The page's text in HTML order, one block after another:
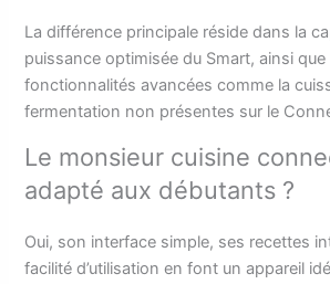
La différence principale réside dans la
puissance optimisée du Smart, ainsi que
fonctionnalités avancées comme la
fermentation non présentes sur le
Le monsieur cuisine
adapté aux débutants ?
Oui, son interface simple, ses recettes
facilité d’utilisation en font un appareil